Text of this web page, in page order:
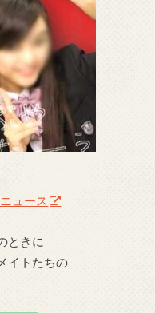
ュース
ときに
イトたちの